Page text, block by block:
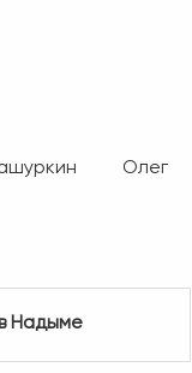
Олег
Надыме